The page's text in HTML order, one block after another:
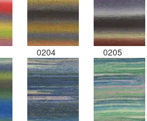
0204 0205